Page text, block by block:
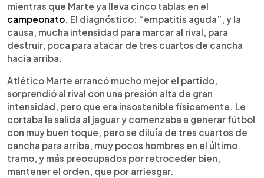
mientras que Marte ya lleva cinco tablas en el
campeonato. El diagnóstico: “empatitis aguda”, y la
causa, mucha intensidad para marcar al rival, para
destruir, poca para atacar de tres cuartos de cancha
hacia arriba.
Atlético Marte arrancó mucho mejor el partido,
sorprendió al rival con una presión alta de gran
intensidad, pero que era insostenible físicamente. Le
cortaba la salida al jaguar y comenzaba a generar fútbol
con muy buen toque, pero se diluía de tres cuartos de
cancha para arriba, muy pocos hombres en el último
tramo, y más preocupados por retroceder bien,
mantener el orden, que por arriesgar.